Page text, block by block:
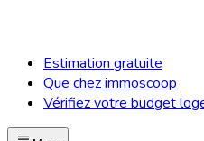
Estimation gratuite
Que chez immoscoop
Vérifiez votre budget